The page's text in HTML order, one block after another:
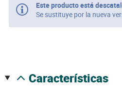
Este producto está
Se sustituye por la nueva
características